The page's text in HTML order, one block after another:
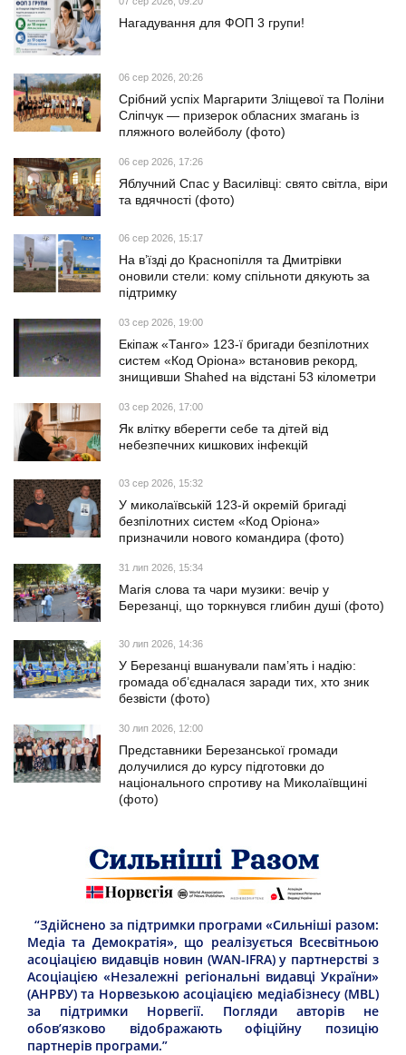
Нагадування для ФОП 3 групи!
06 сер 2026, 20:26
Срібний успіх Маргарити Зліщевої та Поліни
Сліпчук — призерок обласних змагань із
пляжного волейболу (фото)
06 сер 2026, 17:26
Яблучний Спас у Василівці: свято світла, віри
та вдячності (фото)
06 сер 2026, 15:17
На в’їзді до Краснопілля та Дмитрівки
оновили стели: кому спільноти дякують за
підтримку
03 сер 2026, 19:00
Екіпаж «Танго» 123-ї бригади безпілотних
систем «Код Оріона» встановив рекорд,
знищивши Shahed на відстані 53 кілометри
03 сер 2026, 17:00
Як влітку вберегти себе та дітей від
небезпечних кишкових інфекцій
03 сер 2026, 15:32
У миколаївській 123-й окремій бригаді
безпілотних систем «Код Оріона»
призначили нового командира (фото)
31 лип 2026, 15:34
Магія слова та чари музики: вечір у
Березанці, що торкнувся глибин душі (фото)
30 лип 2026, 14:36
У Березанці вшанували пам’ять і надію:
громада об’єдналася заради тих, хто зник
безвісти (фото)
30 лип 2026, 12:00
Представники Березанської громади
долучилися до курсу підготовки до
національного спротиву на Миколаївщині
(фото)
“Здійснено за підтримки програми «Сильніші разом:
Медіа та Демократія», що реалізується Всесвітньою
асоціацією видавців новин (WAN-IFRA) у партнерстві з
Асоціацією «Незалежні регіональні видавці України»
(АНРВУ) та Норвезькою асоціацією медіабізнесу (MBL)
за підтримки Норвегії. Погляди авторів не
обов’язково відображають офіційну позицію
партнерів програми.”